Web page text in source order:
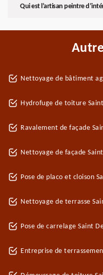
Qui est l’artisan peintre
Nettoyage de bâtiment
Hydrofuge de toiture
Ravalement de façade
Nettoyage de façade
Pose de placo et cloison
Nettoyage de terrasse
Pose de carrelage Saint
Entreprise de